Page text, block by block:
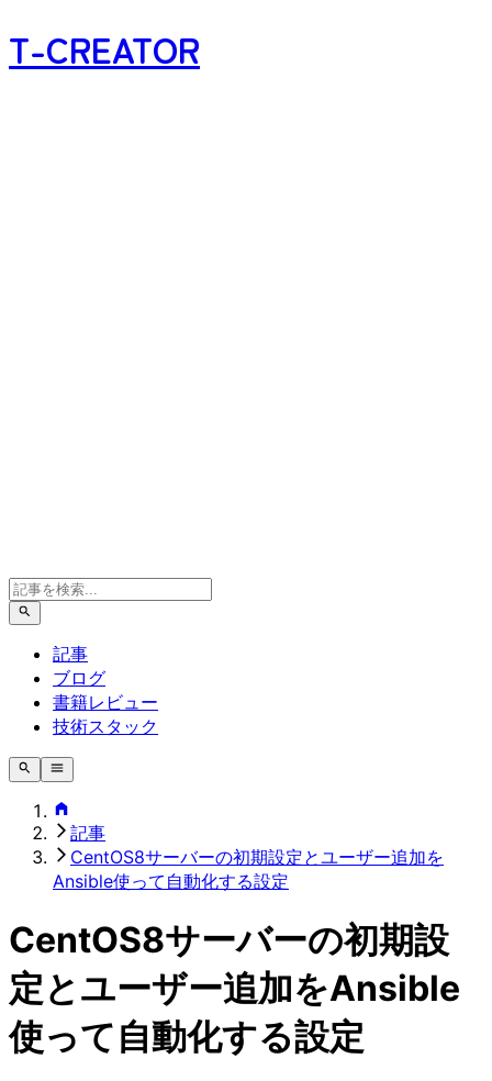
T-CREATOR
記事
ブログ
書籍レビュー
技術スタック
記事
CentOS8サーバーの初期設定とユーザー追加を
Ansible使って自動化する設定
CentOS8サーバーの初期設
定とユーザー追加をAnsible
使って自動化する設定